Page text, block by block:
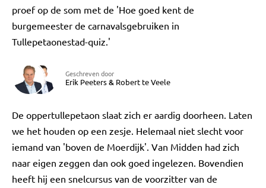
proef op de som met de 'Hoe goed kent de
burgemeester de carnavalsgebruiken in
Tullepetaonestad-quiz.'
Geschreven door
Erik Peeters& Robert te Veele
De oppertullepetaon slaat zich er aardig doorheen. Laten
we het houden op een zesje. Helemaal niet slecht voor
iemand van 'boven de Moerdijk'. Van Midden had zich
naar eigen zeggen dan ook goed ingelezen. Bovendien
heeft hij een snelcursus van de voorzitter van de